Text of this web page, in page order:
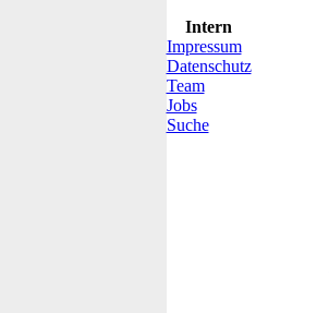
Intern
Impressum
Datenschutz
Team
Jobs
Suche